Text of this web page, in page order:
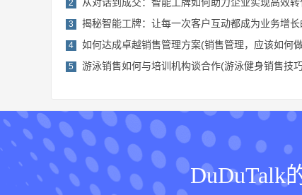
2
3 揭秘智能工牌：让每一次客户互动都成为业务增
4 如何达成卓越销售管理方案(销售管理，应该如何
5 游泳销售如何与培训机构谈合作(游泳健身销售技
DuDuTalk